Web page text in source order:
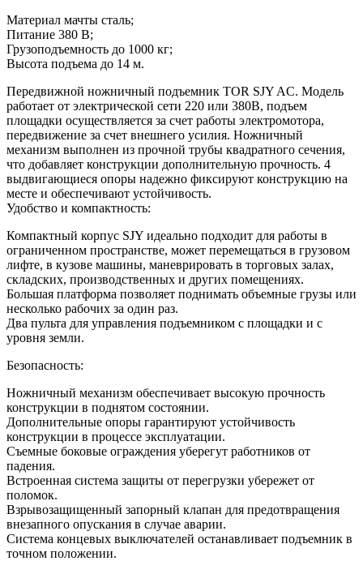
Материал мачты сталь;
Питание 380 В;
Грузоподъемность до 1000 кг;
Высота подъема до 14 м.
Передвижной ножничный подъемник TOR SJY AC. Модель
работает от электрической сети 220 или 380В, подъем
площадки осуществляется за счет работы электромотора,
передвижение за счет внешнего усилия. Ножничный
механизм выполнен из прочной трубы квадратного сечения,
что добавляет конструкции дополнительную прочность. 4
выдвигающиеся опоры надежно фиксируют конструкцию на
месте и обеспечивают устойчивость.
Удобство и компактность:
Компактный корпус SJY идеально подходит для работы в
ограниченном пространстве, может перемещаться в грузовом
лифте, в кузове машины, маневрировать в торговых залах,
складских, производственных и других помещениях.
Большая платформа позволяет поднимать объемные грузы или
несколько рабочих за один раз.
Два пульта для управления подъемником с площадки и с
уровня земли.
Безопасность:
Ножничный механизм обеспечивает высокую прочность
конструкции в поднятом состоянии.
Дополнительные опоры гарантируют устойчивость
конструкции в процессе эксплуатации.
Съемные боковые ограждения уберегут работников от
падения.
Встроенная система защиты от перегрузки убережет от
поломок.
Взрывозащищенный запорный клапан для предотвращения
внезапного опускания в случае аварии.
Система концевых выключателей останавливает подъемник в
точном положении.